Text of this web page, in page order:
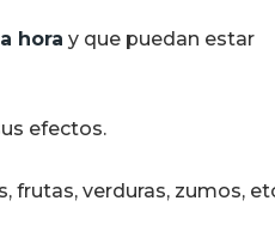
hora y que puedan estar
efectos.
frutas, verduras, zumos,